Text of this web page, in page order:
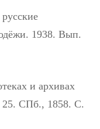
1938. Вып.
и архивах
СПб., 1858. С.